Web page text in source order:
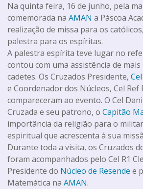
Na quinta feira, 16 de junho, pela
comemorada na AMAN a Páscoa
realização de missa para os
palestra para os espíritas.
A palestra espírita teve lugar no
contou com uma assistência de
cadetes. Os Cruzados Presidente,
e Coordenador dos Núcleos, Cel Ref
compareceram ao evento. O Cel
Cruzada e seu patrono, o Capitão
importância da religião para o
espiritual que acrescenta à sua
Durante toda a visita, os Cruzados
foram acompanhados pelo Cel R1
Presidente do Núcleo de Resende e
Matemática na AMAN.